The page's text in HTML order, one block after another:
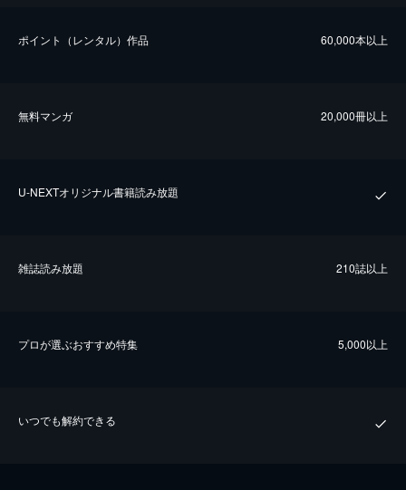
ポイント（レンタル）作品 60,000本以上
無料マンガ 20,000冊以上
U-NEXTオリジナル書籍読み放題
雑誌読み放題 210誌以上
プロが選ぶおすすめ特集 5,000以上
いつでも解約できる